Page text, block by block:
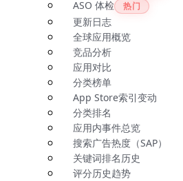
ASO 体检 热门
更新日志
全球应用概览
竞品分析
应用对比
分类榜单
App Store索引变动
分类排名
应用内事件总览
搜索广告热度（SAP）
关键词排名历史
评分历史趋势